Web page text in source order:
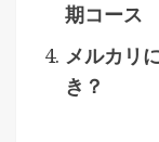
期コース
メルカリ
き？